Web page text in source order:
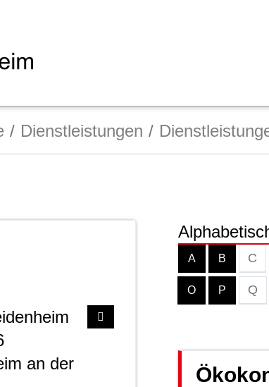
Dienstleistungen
an der
A B C
O P Q